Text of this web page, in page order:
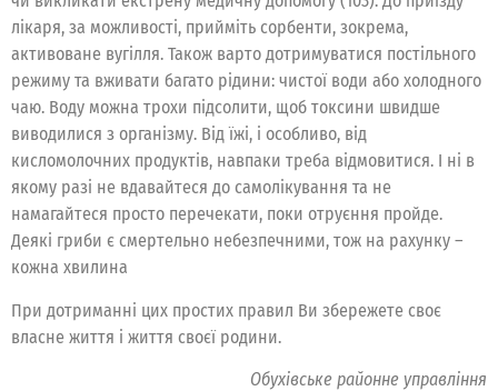
лікаря, за можливості, прийміть сорбенти, зокрема,
активоване вугілля. Також варто дотримуватися постільного
режиму та вживати багато рідини: чистої води або холодного
чаю. Воду можна трохи підсолити, щоб токсини швидше
виводилися з організму. Від їжі, і особливо, від
кисломолочних продуктів, навпаки треба відмовитися. І ні в
якому разі не вдавайтеся до самолікування та не
намагайтеся просто перечекати, поки отруєння пройде.
Деякі гриби є смертельно небезпечними, тож на рахунку –
кожна хвилина
При дотриманні цих простих правил Ви збережете своє
власне життя і життя своєї родини.
Обухівське районне управління